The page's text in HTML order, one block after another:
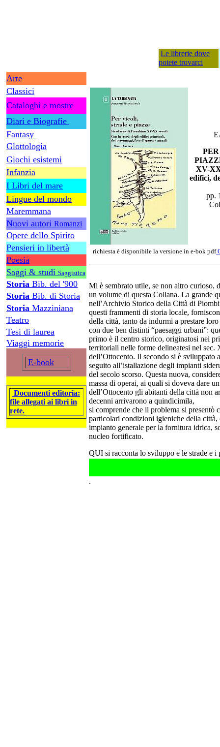
Arte
Classici
Cataloghi e mostre
Diari e Biografie
Fantasy
Glottologia
Giochi esistemi
Infanzia
I Libri del mare
Lingue del mondo
Maremmana
Nuovi autori Romanzi
Opere dello Spirito
Pensieri in libertà
Poesia
Saggi & studi Saggistica
Storia Bib. del '900
Storia Bib. di Storia
Storia Mazziniana
Teatro
Tesi di laurea
Viaggi memorie
E-book
Documenti editoria:
file allegati ai libri in
rete.
Le librerie dove
potete trovarci
XV-
edifici,
pp.
richiesta è disponibile la versione in e-bok pdf
Mi è sembrato utile, se non altro curioso,
un volume di questa Collana. La grande
nell’Archivio Storico della Città di
questi frammenti di storia locale,
della città, tanto da indurmi a prestare
con due ben distinti “paesaggi urbani”:
primo è il centro storico, originatosi nei
territoriali nelle forme delineatesi nel
dell’Ottocento. Il secondo si è
seguito all’istallazione degli impianti
del secolo scorso. Questa nuova,
massa di operai, ai quali si doveva dare
dell’Ottocento gli abitanti della città non
decenni arrivarono a quindicimila,
si comprende che il problema si
particolari condizioni igieniche della città,
impianto generale per la fornitura idrica,
nucleo fortificato.
QUI si racconta lo sviluppo e le strade e
.